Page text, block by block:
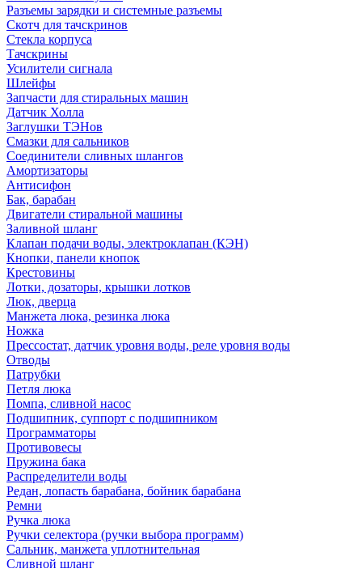
Разъемы зарядки и системные разъемы
Скотч для тачскринов
Стекла корпуса
Тачскрины
Усилители сигнала
Шлейфы
Запчасти для стиральных машин
Датчик Холла
Заглушки ТЭНов
Смазки для сальников
Соединители сливных шлангов
Амортизаторы
Антисифон
Бак, барабан
Двигатели стиральной машины
Заливной шланг
Клапан подачи воды, электроклапан (КЭН)
Кнопки, панели кнопок
Крестовины
Лотки, дозаторы, крышки лотков
Люк, дверца
Манжета люка, резинка люка
Ножка
Прессостат, датчик уровня воды, реле уровня воды
Отводы
Патрубки
Петля люка
Помпа, сливной насос
Подшипник, суппорт с подшипником
Программаторы
Противовесы
Пружина бака
Распределители воды
Редан, лопасть барабана, бойник барабана
Ремни
Ручка люка
Ручки селектора (ручки выбора программ)
Сальник, манжета уплотнительная
Сливной шланг